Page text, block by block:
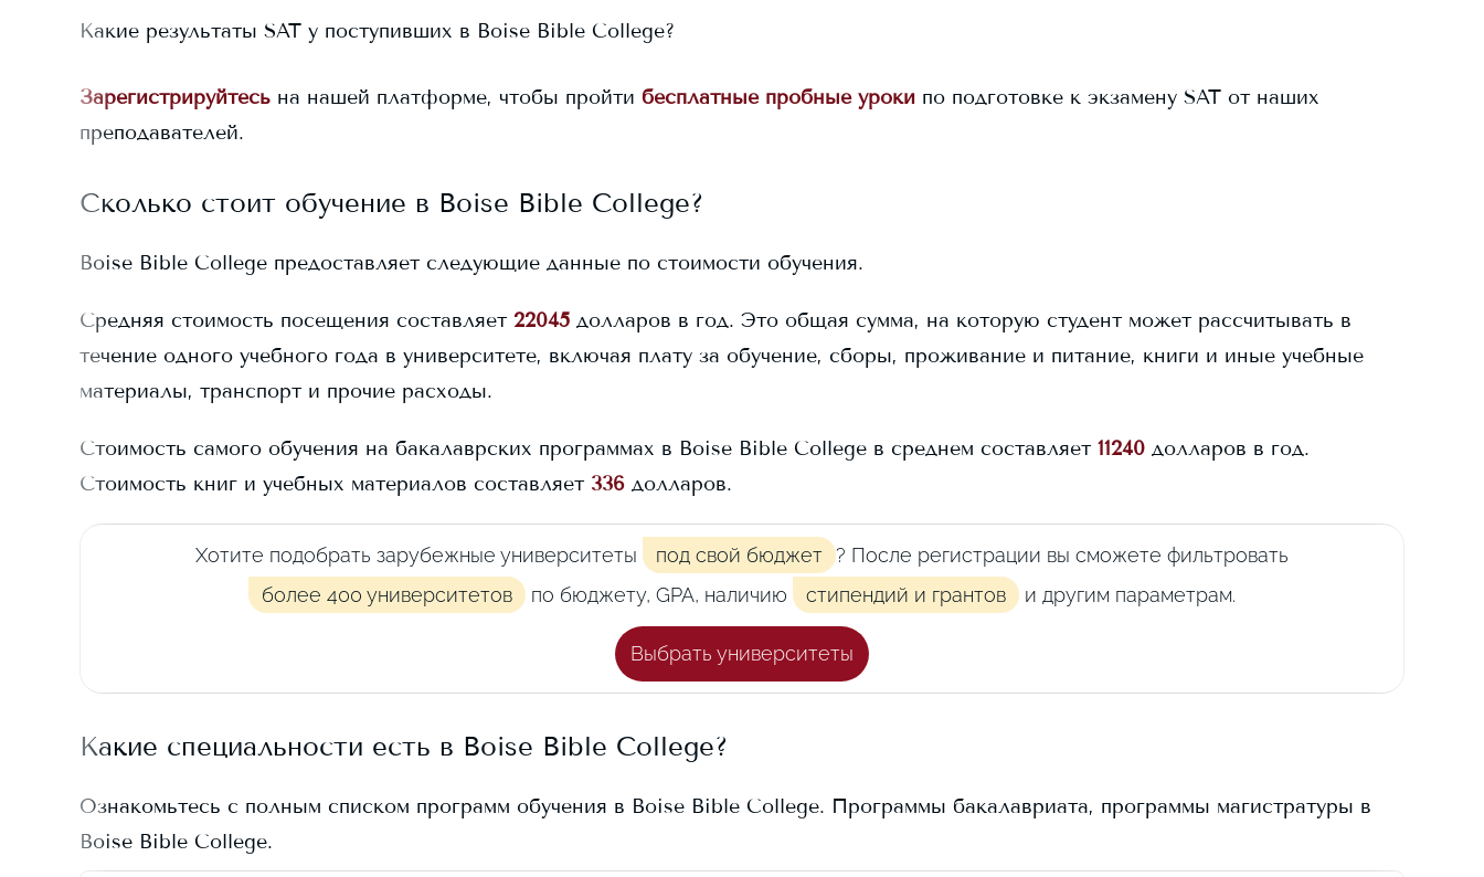
Какие результаты SAT у поступивших в Boise Bible College?
Зарегистрируйтесь на нашей платформе, чтобы пройти бесплатные пробные уроки по подготовке к экзамену SAT от наших
преподавателей.
Сколько стоит обучение в Boise Bible College?
Boise Bible College предоставляет следующие данные по стоимости обучения.
Средняя стоимость посещения составляет 22045 долларов в год. Это общая сумма, на которую студент может рассчитывать в
течение одного учебного года в университете, включая плату за обучение, сборы, проживание и питание, книги и иные учебные
материалы, транспорт и прочие расходы.
Стоимость самого обучения на бакалаврских программах в Boise Bible College в среднем составляет 11240 долларов в год.
Стоимость книг и учебных материалов составляет 336 долларов.
Хотите подобрать зарубежные университеты под свой бюджет ? После регистрации вы сможете фильтровать
более 400 университетов
по бюджету, GPA, наличию стипендий и грантов и другим параметрам.
Выбрать университеты
Какие специальности есть в Boise Bible College?
Ознакомьтесь с полным списком программ обучения в Boise Bible College. Программы бакалавриата, программы магистратуры в
Boise Bible College.